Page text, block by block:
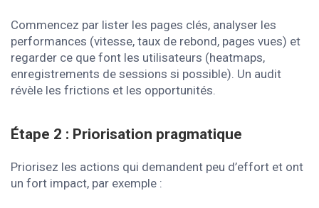
Commencez par lister les pages clés, analyser les
performances (vitesse, taux de rebond, pages vues) et
regarder ce que font les utilisateurs (heatmaps,
enregistrements de sessions si possible). Un audit
révèle les frictions et les opportunités.
Étape 2 : Priorisation pragmatique
Priorisez les actions qui demandent peu d’effort et ont
un fort impact, par exemple :